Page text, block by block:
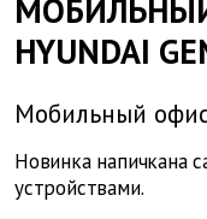
HYUNDAI
Мобильный
Новинка напичкана
устройствами.